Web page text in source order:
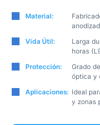
Material:
Vida Útil:
Larga
horas
Protección:
Grado
óptica y
Aplicaciones: Ideal
y zonas